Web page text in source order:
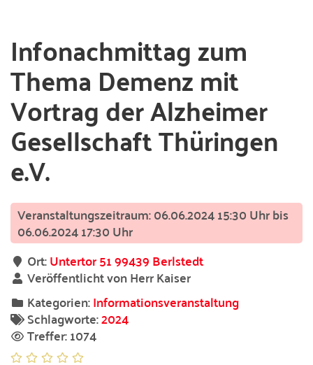
Infonachmittag zum
Thema Demenz mit
Vortrag der Alzheimer
Gesellschaft Thüringen
e.V.
06.06.2024 15:30 Uhr bis
06.06.2024 17:30 Uhr
Ort:Untertor 51 99439 Berlstedt
Veröffentlicht von Herr Kaiser
Kategorien:Informationsveranstaltung
Schlagworte:2024
Treffer: 1074